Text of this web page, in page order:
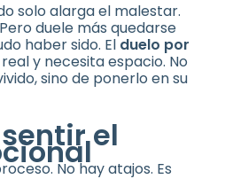
solo alarga el malestar.
duele más quedarse
haber sido. El duelo por
y necesita espacio. No
sino de ponerlo en su
el
No hay atajos. Es